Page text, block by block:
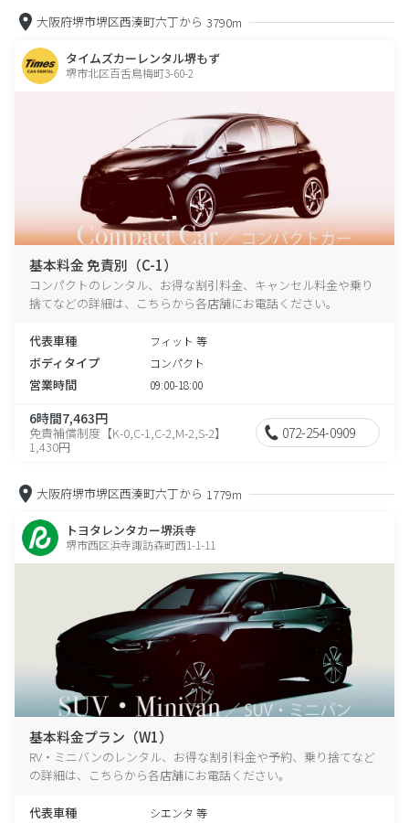
大阪府堺市堺区西湊町六丁から 3790m
タイムズカーレンタル堺もず
堺市北区百舌鳥梅町3-60-2
基本料金 免責別（C-1）
コンパクトのレンタル、お得な割引料金、キャンセル料金や乗り
捨てなどの詳細は、こちらから各店舗にお電話ください。
代表車種 フィット 等
ボディタイプ コンパクト
営業時間 09:00-18:00
6時間7,463円
免責補償制度【K-0,C-1,C-2,M-2,S-2】
1,430円
072-254-0909
大阪府堺市堺区西湊町六丁から 1779m
トヨタレンタカー堺浜寺
堺市西区浜寺諏訪森町西1-1-11
基本料金プラン（W1）
RV・ミニバンのレンタル、お得な割引料金や予約、乗り捨てなど
の詳細は、こちらから各店舗にお電話ください。
代表車種 シエンタ 等